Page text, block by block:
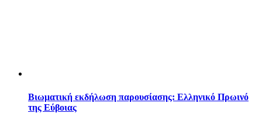
Βιωματική εκδήλωση παρουσίασης: Ελληνικό Πρωινό
της Εύβοιας